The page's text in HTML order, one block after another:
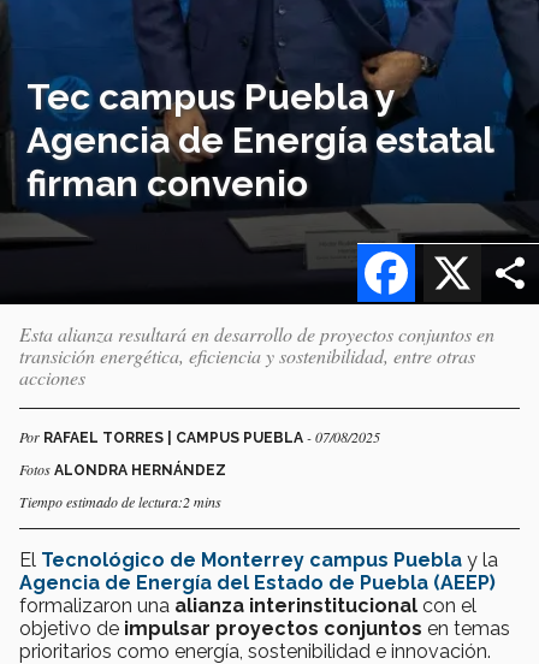
Tec campus Puebla y
Agencia de Energía estatal
firman convenio
X
Facebook
Esta alianza resultará en desarrollo de proyectos conjuntos en
transición energética, eficiencia y sostenibilidad, entre otras
acciones
Por RAFAEL TORRES | CAMPUS PUEBLA - 07/08/2025
Fotos ALONDRA HERNÁNDEZ
Tiempo estimado de lectura:2 mins
El Tecnológico de Monterrey campus Puebla y la
Agencia de Energía del Estado de Puebla (AEEP)
formalizaron una alianza interinstitucional con el
objetivo de impulsar proyectos conjuntos en temas
prioritarios como energía, sostenibilidad e innovación.